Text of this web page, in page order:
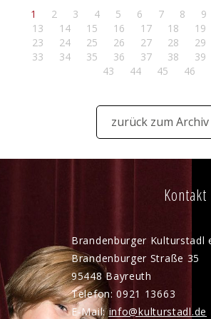
1 2 3 4 5 6 7 8 9
13
14 15 16 17 18 19
23
24 25 26 27 28 29
33
34 35 36 37 38 39
43
44 45 46
zurück zum Archiv
Kontakt
Brandenburger Kulturstadl
Brandenburger Straße 35
95448 Bayreuth
Telefon: 0921 13663
E-Mail:nf k lt rst dl d